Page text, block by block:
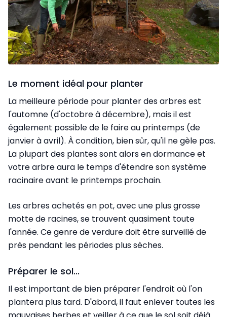
Le moment idéal pour planter
La meilleure période pour planter des arbres est
l'automne (d'octobre à décembre), mais il est
également possible de le faire au printemps (de
janvier à avril). À condition, bien sûr, qu'il ne gèle pas.
La plupart des plantes sont alors en dormance et
votre arbre aura le temps d'étendre son système
racinaire avant le printemps prochain.
Les arbres achetés en pot, avec une plus grosse
motte de racines, se trouvent quasiment toute
l'année. Ce genre de verdure doit être surveillé de
près pendant les périodes plus sèches.
Préparer le sol...
Il est important de bien préparer l'endroit où l'on
plantera plus tard. D'abord, il faut enlever toutes les